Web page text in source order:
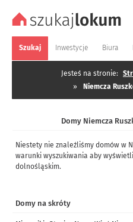
Szukaj Inwestycje Biura
Jesteś na stronie:
»
Niemcza
Domy Niemcza
Niestety nie znaleźliśmy domów w
warunki wyszukiwania aby
dolnośląskim.
Domy na skróty